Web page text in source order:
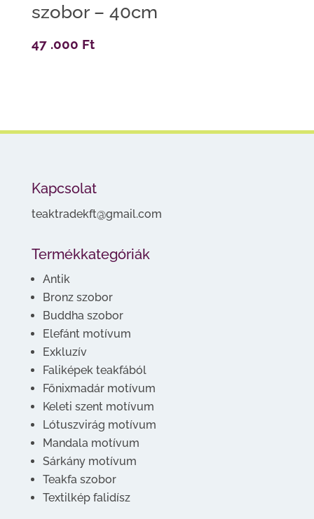
szobor – 40cm
47 .000 Ft
Kapcsolat
teaktradekft@gmail.com
Termékkategóriák
Antik
Bronz szobor
Buddha szobor
Elefánt motívum
Exkluzív
Faliképek teakfából
Főnixmadár motívum
Keleti szent motívum
Lótuszvirág motívum
Mandala motívum
Sárkány motívum
Teakfa szobor
Textilkép falidísz